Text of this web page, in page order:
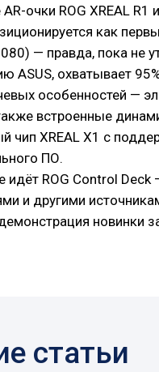
AR-очки ROG XREAL
как
— правда, пока не
ASUS, охватывает
особенностей —
встроенные
чип XREAL X1 с
ПО.
идёт ROG Control
и другими
новинки
статьи